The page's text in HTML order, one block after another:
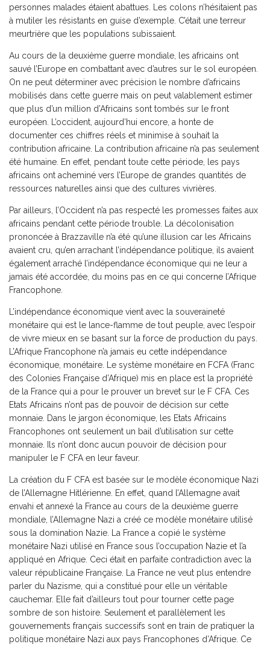
personnes malades étaient abattues. Les colons n’hésitaient pas
à mutiler les résistants en guise d’exemple. C’était une terreur
meurtrière que les populations subissaient.
Au cours de la deuxième guerre mondiale, les africains ont
sauvé l’Europe en combattant avec d’autres sur le sol européen.
On ne peut déterminer avec précision le nombre d’africains
mobilisés dans cette guerre mais on peut valablement estimer
que plus d’un million d’Africains sont tombés sur le front
européen. L’occident, aujourd’hui encore, a honte de
documenter ces chiffres réels et minimise à souhait la
contribution africaine. La contribution africaine n’a pas seulement
été humaine. En effet, pendant toute cette période, les pays
africains ont acheminé vers l’Europe de grandes quantités de
ressources naturelles ainsi que des cultures vivrières.
Par ailleurs, l’Occident n’a pas respecté les promesses faites aux
africains pendant cette période trouble. La décolonisation
prononcée à Brazzaville n’a été qu’une illusion car les Africains
avaient cru, qu’en arrachant l’indépendance politique, ils avaient
également arraché l’indépendance économique qui ne leur a
jamais été accordée, du moins pas en ce qui concerne l’Afrique
Francophone.
L’indépendance économique vient avec la souveraineté
monétaire qui est le lance-flamme de tout peuple, avec l’espoir
de vivre mieux en se basant sur la force de production du pays.
L’Afrique Francophone n’a jamais eu cette indépendance
économique, monétaire. Le système monétaire en FCFA (Franc
des Colonies Française d’Afrique) mis en place est la propriété
de la France qui a pour le prouver un brevet sur le F CFA. Ces
Etats Africains n’ont pas de pouvoir de décision sur cette
monnaie. Dans le jargon économique, les Etats Africains
Francophones ont seulement un bail d’utilisation sur cette
monnaie. Ils n’ont donc aucun pouvoir de décision pour
manipuler le F CFA en leur faveur.
La création du F CFA est basée sur le modèle économique Nazi
de l’Allemagne Hitlérienne. En effet, quand l’Allemagne avait
envahi et annexé la France au cours de la deuxième guerre
mondiale, l’Allemagne Nazi a créé ce modèle monétaire utilisé
sous la domination Nazie. La France a copié le système
monétaire Nazi utilisé en France sous l’occupation Nazie et l’a
appliqué en Afrique. Ceci était en parfaite contradiction avec la
valeur républicaine Française. La France ne veut plus entendre
parler du Nazisme, qui a constitué pour elle un véritable
cauchemar. Elle fait d’ailleurs tout pour tourner cette page
sombre de son histoire. Seulement et parallèlement les
gouvernements français successifs sont en train de pratiquer la
politique monétaire Nazi aux pays Francophones d’Afrique. Ce